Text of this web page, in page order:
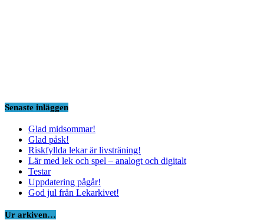
Senaste inläggen
Glad midsommar!
Glad påsk!
Riskfyllda lekar är livsträning!
Lär med lek och spel – analogt och digitalt
Testar
Uppdatering pågår!
God jul från Lekarkivet!
Ur arkiven…